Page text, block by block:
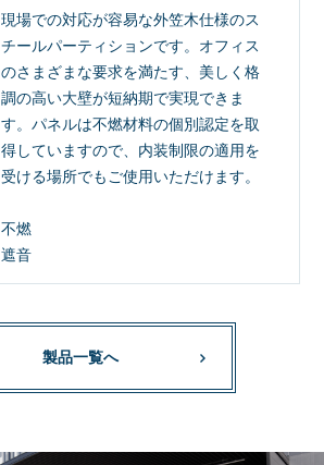
現場での対応が容易な外笠木仕様のス
チールパーティションです。オフィス
のさまざまな要求を満たす、美しく格
調の高い大壁が短納期で実現できま
す。パネルは不燃材料の個別認定を取
得していますので、内装制限の適用を
受ける場所でもご使用いただけます。
不燃
遮音
製品一覧へ